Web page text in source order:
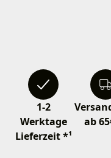
1-2
Werktage
Lieferzeit *¹
ab